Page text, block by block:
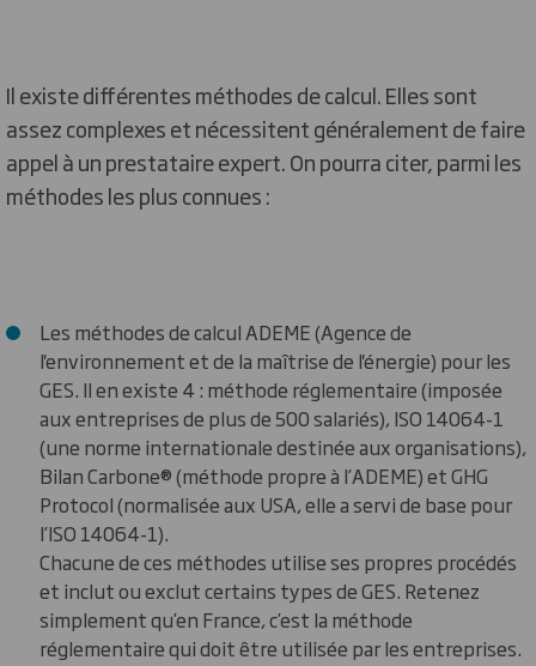
Il existe différentes méthodes de calcul. Elles sont
assez complexes et nécessitent généralement de faire
appel à un prestataire expert. On pourra citer, parmi les
méthodes les plus connues :
Les méthodes de calcul ADEME (Agence de
l'environnement et de la maîtrise de l'énergie) pour les
GES. Il en existe 4 : méthode réglementaire (imposée
aux entreprises de plus de 500 salariés), ISO 14064-1
(une norme internationale destinée aux organisations),
Bilan Carbone® (méthode propre à l’ADEME) et GHG
Protocol (normalisée aux USA, elle a servi de base pour
l’ISO 14064-1).
Chacune de ces méthodes utilise ses propres procédés
et inclut ou exclut certains types de GES. Retenez
simplement qu’en France, c’est la méthode
réglementaire qui doit être utilisée par les entreprises.